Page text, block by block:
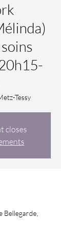
Tessy
closes
Bellegarde,